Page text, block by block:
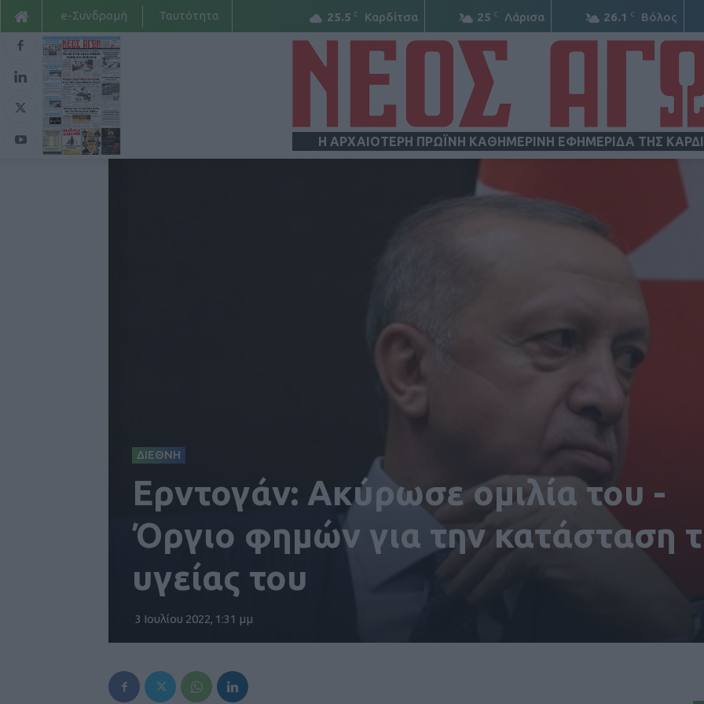
25.5 C Καρδίτσα 25 C Λάρισα 26.1 C Βόλος
e-Συνδρομή Ταυτότητα
Η ΑΡΧΑΙΟΤΕΡΗ ΠΡΩΪΝΗ ΚΑΘΗΜΕΡΙΝΗ ΕΦΗΜΕΡΙΔΑ ΤΗΣ
ΔΙΕΘΝΗ
Ερντογάν: Ακύρωσε ομιλία του -
Όργιο φημών για την κατάσταση
υγείας του
3 Ιουλίου 2022, 1:31 μμ